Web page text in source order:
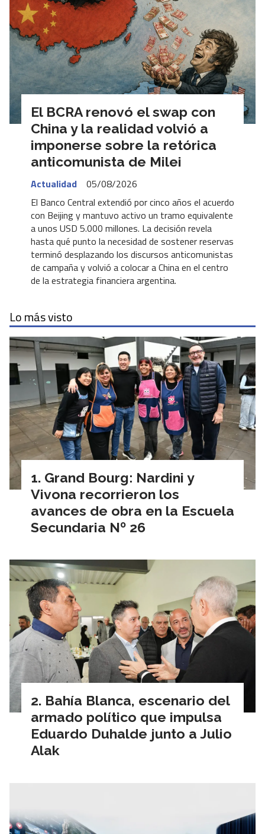
El BCRA renovó el swap con
China y la realidad volvió a
imponerse sobre la retórica
anticomunista de Milei
Actualidad
05/08/2026
El Banco Central extendió por cinco años el acuerdo
con Beijing y mantuvo activo un tramo equivalente
a unos USD 5.000 millones. La decisión revela
hasta qué punto la necesidad de sostener reservas
terminó desplazando los discursos anticomunistas
de campaña y volvió a colocar a China en el centro
de la estrategia financiera argentina.
Lo más visto
Grand Bourg: Nardini y
Vivona recorrieron los
avances de obra en la Escuela
Secundaria Nº 26
Bahía Blanca, escenario del
armado político que impulsa
Eduardo Duhalde junto a Julio
Alak